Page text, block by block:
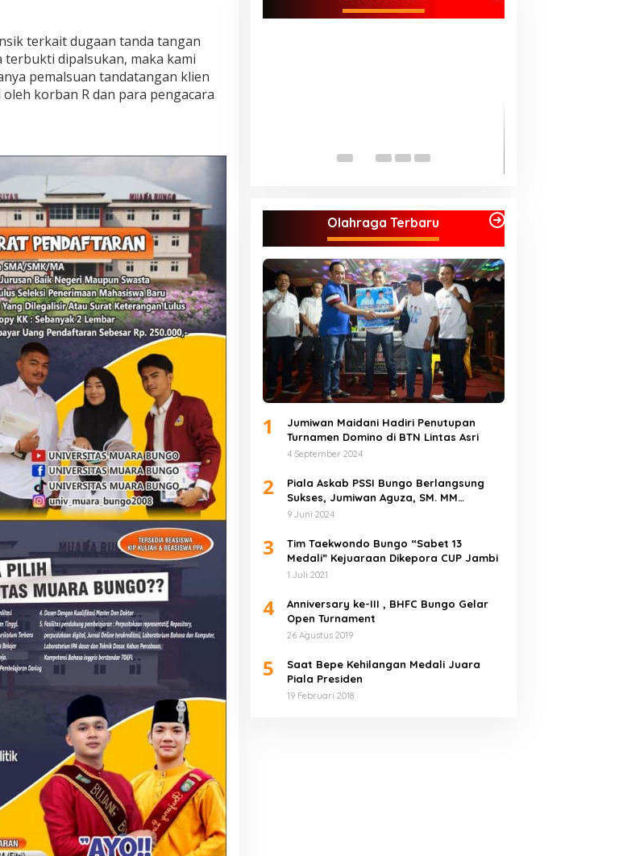
terkait dugaan tanda tangan
terbukti dipalsukan, maka kami
pemalsuan tandatangan klien
korban R dan para pengacara
Olahraga Terbaru
1
Jumiwan Maidani Hadiri Penutupan
Turnamen Domino di BTN Lintas Asri
4 September 2024
2
Piala Askab PSSI Bungo Berlangsung
Sukses, Jumiwan Aguza, SM. MM
Ucapkan Terimakasih
9 Juni 2024
3
Tim Taekwondo Bungo “Sabet 13
Medali” Kejuaraan Dikepora CUP Jambi
1 Juli 2021
4
Anniversary ke-III , BHFC Bungo Gelar
Open Turnament
26 Agustus 2019
5
Saat Bepe Kehilangan Medali Juara
Piala Presiden
19 Februari 2018